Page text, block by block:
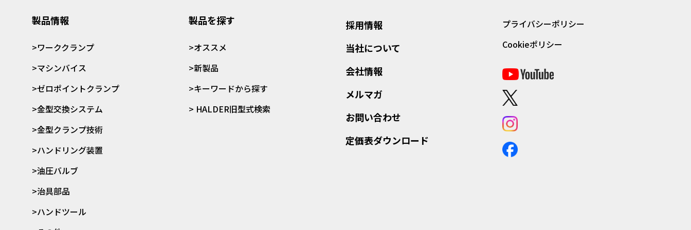
製品情報
>ワーククランプ
>マシンバイス
>ゼロポイントクランプ
>金型交換システム
>金型クランプ技術
>ハンドリング装置
>油圧バルブ
>治具部品
>ハンドツール
製品を探す
>オススメ
>新製品
>キーワードから探す
> HALDER旧型式検索
採用情報
当社について
会社情報
メルマガ
お問い合わせ
定価表ダウンロード
プライバシーポリシー
Cookieポリシー